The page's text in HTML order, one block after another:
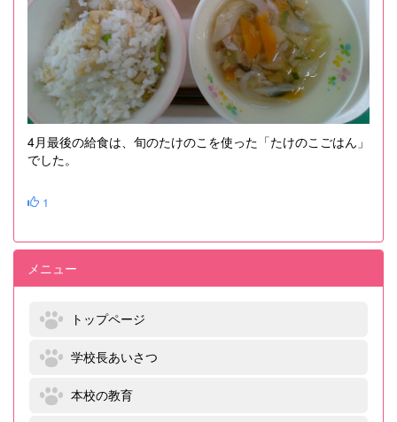
4月最後の給食は、旬のたけのこを使った「たけのこごはん」
でした。
1
メニュー
トップページ
学校長あいさつ
本校の教育